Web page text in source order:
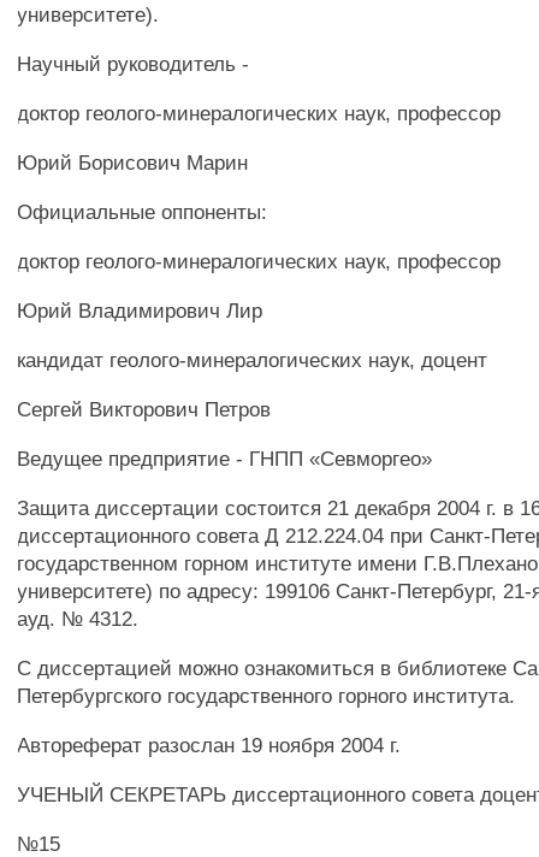
университете).
Научный руководитель -
доктор геолого-минералогических наук, профессор
Юрий Борисович Марин
Официальные оппоненты:
доктор геолого-минералогических наук, профессор
Юрий Владимирович Лир
кандидат геолого-минералогических наук, доцент
Сергей Викторович Петров
Ведущее предприятие - ГНПП «Севморгео»
Защита диссертации состоится 21 декабря 2004 г. в
диссертационного совета Д 212.224.04 при Санкт-
государственном горном институте имени
университете) по адресу: 199106 Санкт-Петербург,
ауд. № 4312.
С диссертацией можно ознакомиться в библиотеке
Петербургского государственного горного института.
Автореферат разослан 19 ноября 2004 г.
УЧЕНЫЙ СЕКРЕТАРЬ диссертационного совета
№15